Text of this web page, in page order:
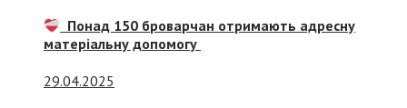
Понад 150 броварчан отримають адресну
матеріальну допомогу
29.04.2025